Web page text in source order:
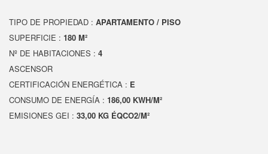
TIPO DE PROPIEDAD : APARTAMENTO / PISO
SUPERFICIE : 180 M²
Nº DE HABITACIONES : 4
ASCENSOR
CERTIFICACIÓN ENERGÉTICA : E
CONSUMO DE ENERGÍA : 186,00 KWH/M²
EMISIONES GEI : 33,00 KG ÉQCO2/M²